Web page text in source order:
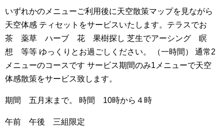
いずれかのメニューご利用後に天空散策マップを見ながら
天空体感 ティセットをサービスいたします。テラスでお
茶 薬草 ハーブ 花 果樹探し 芝生でアーシング 瞑
想 等等 ゆっくりとお過ごしください。 （一時間）
通常2
メニューのコースです サービス期間のみ1メニューで天空
体感散策をサービス致します。
期間 五月末まで。 時間 10時から４時
午前 午後 三組限定